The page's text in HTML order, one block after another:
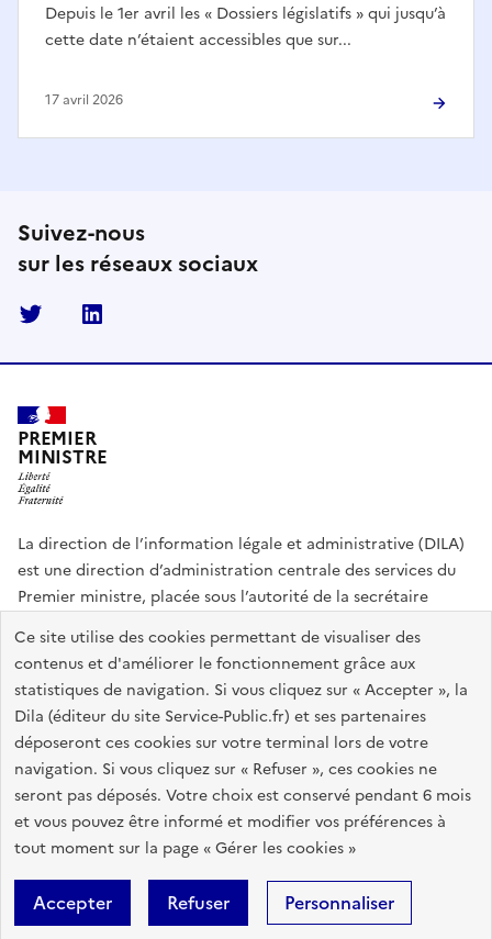
Ce site utilise des cookies permettant de visualiser des
contenus et d'améliorer le fonctionnement grâce aux
statistiques de navigation. Si vous cliquez sur « Accepter », la
Dila (éditeur du site Service-Public.fr) et ses partenaires
déposeront ces cookies sur votre terminal lors de votre
navigation. Si vous cliquez sur « Refuser », ces cookies ne
seront pas déposés. Votre choix est conservé pendant 6 mois
et vous pouvez être informé et modifier vos préférences à
tout moment sur la page « Gérer les cookies »
Accepter Refuser Personnaliser
Depuis le 1er avril les « Dossiers législatifs » qui jusqu’à
cette date n’étaient accessibles que sur...
17 avril 2026
Suivez-nous
sur les réseaux sociaux
Twitter
PREMIER
MINISTRE
La direction de l’information légale et administrative (DILA)
est une direction d’administration centrale des services du
Premier ministre, placée sous l’autorité de la secrétaire
info.gouv.fr
assemblee-nationale.fr
sénat.fr
Répertoire des informations publiques
Plan du site
Accessibilité du site : partiellement conforme
Accessibilité des sites de la DILA
Mentions légales
Recrutement
Données personnelles et sécurité
Gestion des cookies
Sauf mention contraire, tous les contenus de ce site sont sous
etalab-2.0